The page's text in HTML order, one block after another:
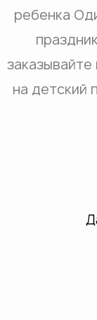
ребенка
на детский